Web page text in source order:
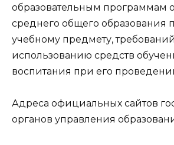
образовательным программам
среднего общего образования
учебному предмету,
использованию средств
воспитания при его
Адреса официальных сайтов
органов управления